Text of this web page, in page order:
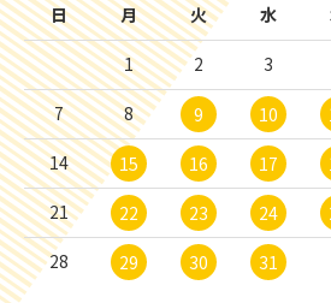
日
月 火 水
1 2 3
7 8 9 10
14 15 16 17
21 22 23 24
28 29 30 31